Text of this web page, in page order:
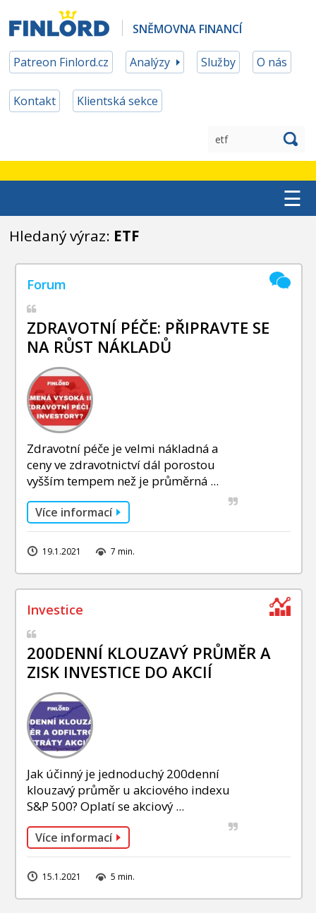
SNĚMOVNA FINANCÍ
Patreon Finlord.cz Analýzy Služby O nás
Kontakt Klientská sekce
☰
TOP ETF
INVESTIČNÍ STRATEGIE
FOND SLAVIC CAPITAL
Hledaný výraz: ETF
ZDRAVOTNÍ PÉČE: PŘIPRAVTE SE
NA RŮST NÁKLADŮ
Zdravotní péče je velmi nákladná a
ceny ve zdravotnictví dál porostou
vyšším tempem než je průměrná ...
Více informací
19.1.2021 7 min.
200DENNÍ KLOUZAVÝ PRŮMĚR A
ZISK INVESTICE DO AKCIÍ
Jak účinný je jednoduchý 200denní
klouzavý průměr u akciového indexu
S&P 500? Oplatí se akciový ...
Více informací
15.1.2021 5 min.